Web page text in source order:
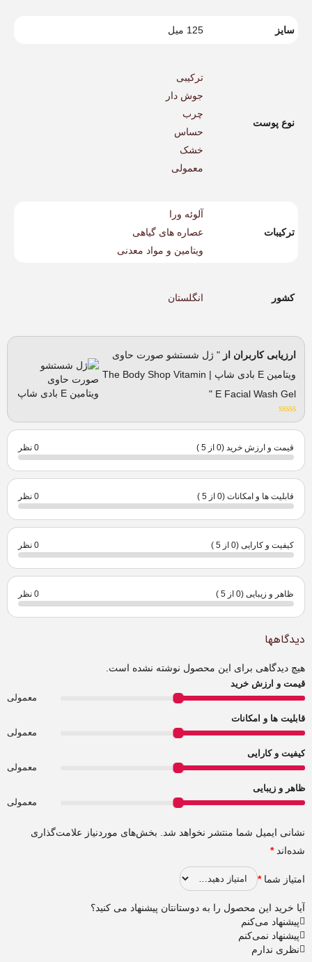
سایز 125 میل
نوع پوست
ترکیبی
جوش دار
چرب
حساس
خشک
معمولی
ترکیبات
آلوئه ورا
عصاره های گیاهی
ویتامین و مواد معدنی
کشور انگلستان
دیدگاهها
هیچ دیدگاهی برای این محصول نوشته نشده است.
قیمت و ارزش خرید
معمولی
قابلیت ها و امکانات
معمولی
کیفیت و کارایی
معمولی
ظاهر و زیبایی
معمولی
نشانی ایمیل شما منتشر نخواهد شد.
بخش‌های موردنیاز علامت‌گذاری
شده‌اند*
امتیاز شما*
آیا خرید این محصول را به دوستانتان پیشنهاد می کنید؟
پیشنهاد می‌کنم
پیشنهاد نمی‌کنم
نظری ندارم
ارزیابی کاربران از " ژل شستشو صورت حاوی
ویتامین E بادی شاپ | The Body Shop Vitamin
E Facial Wash Gel "
قیمت و ارزش خرید (0 از 5 ) 0 نظر
قابلیت ها و امکانات (0 از 5 ) 0 نظر
کیفیت و کارایی (0 از 5 ) 0 نظر
ظاهر و زیبایی (0 از 5 ) 0 نظر